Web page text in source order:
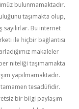
bulunmamaktadır.
taşımakta olup,
Bu internet
ile hiçbir bağlantısı
makaleler
niteliği taşımamakta
yapılmamaktadır.
tesadüfidir.
bir bilgi paylaşım